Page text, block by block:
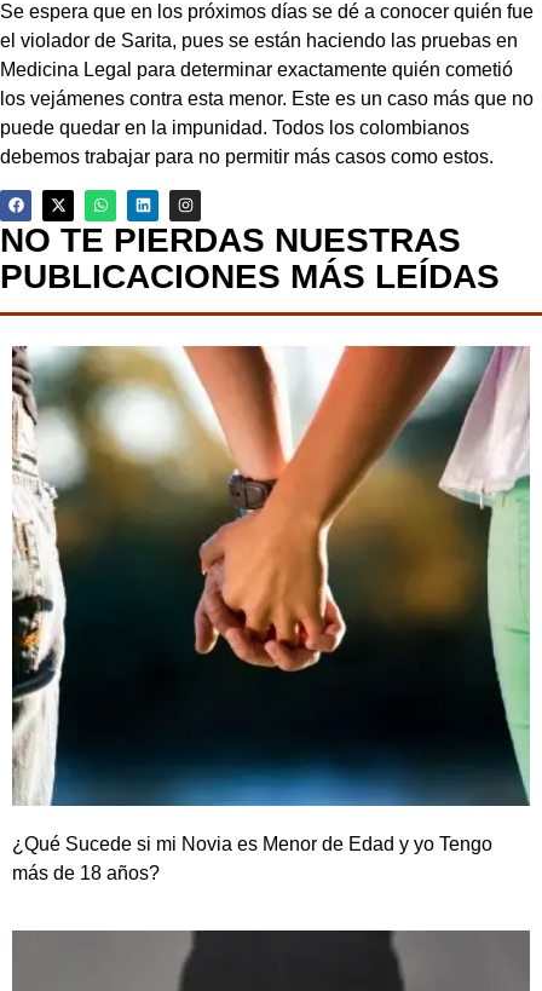
Se espera que en los próximos días se dé a conocer quién fue
el violador de Sarita, pues se están haciendo las pruebas en
Medicina Legal para determinar exactamente quién cometió
los vejámenes contra esta menor. Este es un caso más que no
puede quedar en la impunidad. Todos los colombianos
debemos trabajar para no permitir más casos como estos.
NO TE PIERDAS NUESTRAS
PUBLICACIONES MÁS LEÍDAS
¿Qué Sucede si mi Novia es Menor de Edad y yo Tengo
más de 18 años?